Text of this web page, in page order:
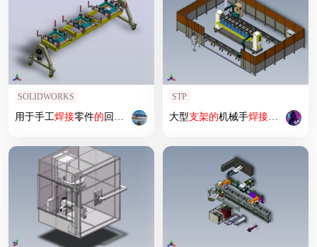
SOLIDWORKS
用于手工焊接零件的回转 支架
STP
大型支架的机械手焊接单元